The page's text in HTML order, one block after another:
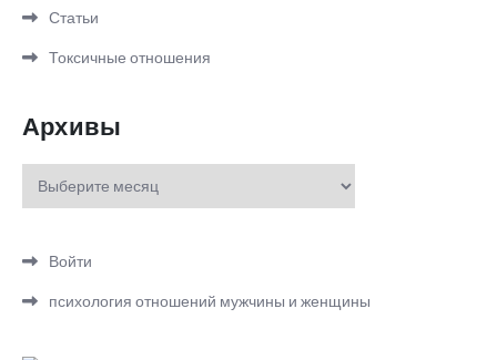
Статьи
Токсичные отношения
Архивы
Архивы
Войти
психология отношений мужчины и женщины